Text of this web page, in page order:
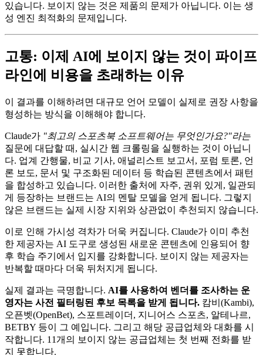
있습니다. 보이지 않는 것은 제품의 문제가 아닙니다. 이는 생
성 엔진 최적화의 문제입니다.
고통: 이제 AI에 보이지 않는 것이 파이프
라인에 비용을 초래하는 이유
이 결과를 이해하려면 대규모 언어 모델이 실제로 권장 사항을
형성하는 방식을 이해해야 합니다.
Claude가 "최고의 스포츠북 소프트웨어는 무엇인가요?"라는
질문에 대답할 때, 실시간 웹 크롤링을 실행하는 것이 아닙니
다. 업계 간행물, 비교 기사, 애널리스트 보고서, 포럼 토론, 언
론 보도, 문서 및 구조화된 데이터 등 학습된 콘텐츠에서 패턴
을 합성하고 있습니다. 이러한 출처에 자주, 권위 있게, 일관되
게 등장하는 브랜드는 AI의 멘탈 모델을 얻게 됩니다. 그렇지
않은 브랜드는 실제 시장 지위와 상관없이 추천되지 않습니다.
이로 인해 가시성 격차가 더욱 커집니다. Claude가 이미 추천
한 제공자는 AI 도구로 생성된 새로운 콘텐츠에 인용되어 향
후 학습 주기에서 입지를 강화합니다. 보이지 않는 제공자는
반복할 때마다 더욱 뒤처지게 됩니다.
실제 결과는 극명합니다. AI를 사용하여 벤더를 조사하는 운
영자는 사전 필터링된 후보 목록을 받게 됩니다. 캄비(Kambi),
오픈벳(OpenBet), 스포트레이더, 지니어스 스포츠, 알테나르,
BETBY 등이 그 예입니다. 그리고 해당 공급업체와 대화를 시
작합니다. 11개의 보이지 않는 공급업체는 첫 번째 전화를 받
지 못합니다.